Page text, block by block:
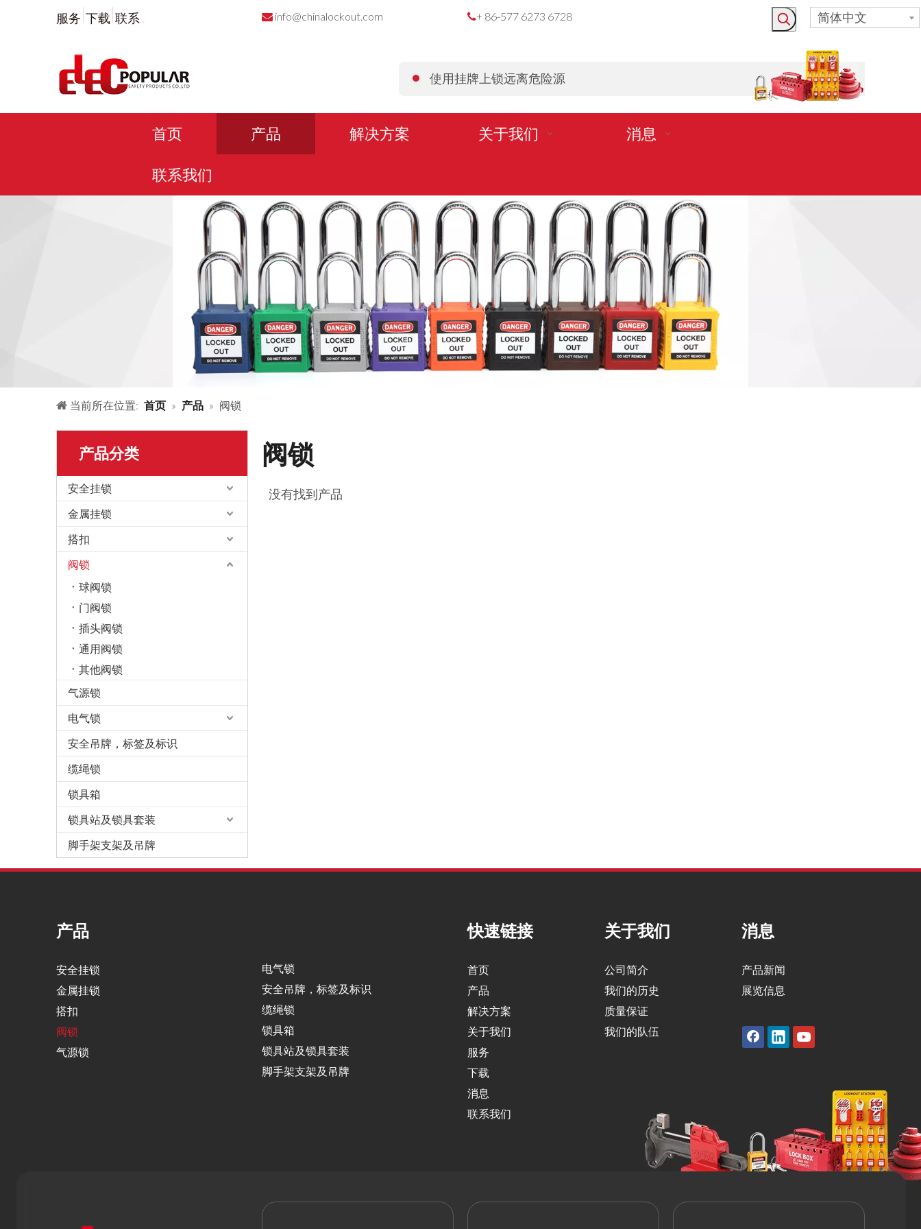
服务 下载 联系  info@chinalockout.com + 86-577 6273 6728 简体中文
使用挂牌上锁远离危险源
首页 产品 解决方案 关于我们 消息
联系我们
当前所在位置: 首页 » 产品 » 阀锁
产品分类
安全挂锁
金属挂锁
搭扣
阀锁
球阀锁
门阀锁
插头阀锁
通用阀锁
其他阀锁
气源锁
电气锁
安全吊牌，标签及标识
缆绳锁
锁具箱
锁具站及锁具套装
脚手架支架及吊牌
阀锁
没有找到产品
产品
安全挂锁
金属挂锁
搭扣
阀锁
气源锁
电气锁
安全吊牌，标签及标识
缆绳锁
锁具箱
锁具站及锁具套装
脚手架支架及吊牌
快速链接
首页
产品
解决方案
关于我们
服务
下载
消息
联系我们
关于我们
公司简介
我们的历史
质量保证
我们的队伍
消息
产品新闻
展览信息